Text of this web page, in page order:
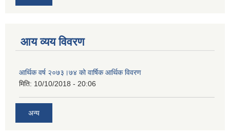
आय व्यय विवरण
आर्थिक वर्ष २०७३।७४ को वार्षिक आर्थिक विवरण
मिति: 10/10/2018 - 20:06
अन्य